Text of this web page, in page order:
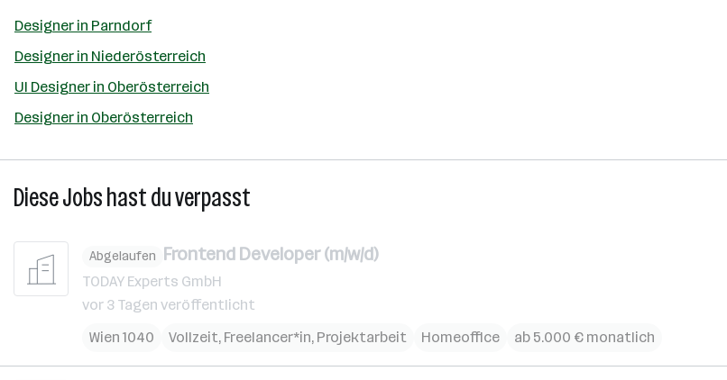
Designer in Parndorf
Designer in Niederösterreich
UI Designer in Oberösterreich
Designer in Oberösterreich
Diese Jobs hast du verpasst
Abgelaufen Frontend Developer (m/w/d)
TODAY Experts GmbH
vor 3 Tagen veröffentlicht
Wien 1040
Vollzeit, Freelancer*in, Projektarbeit Homeoffice ab 5.000 € monatlich